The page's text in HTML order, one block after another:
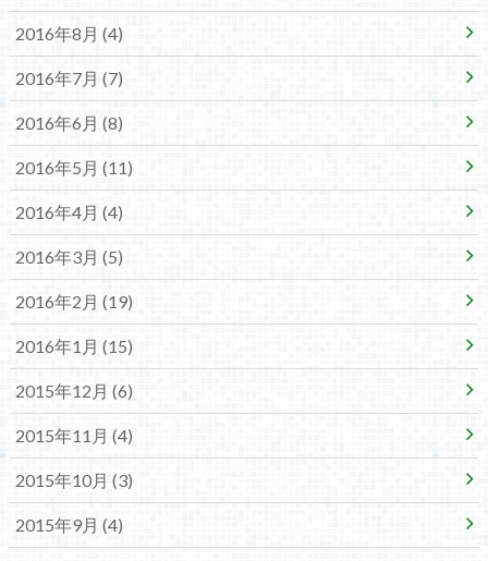
2016年8月 (4)
2016年7月 (7)
2016年6月 (8)
2016年5月 (11)
2016年4月 (4)
2016年3月 (5)
2016年2月 (19)
2016年1月 (15)
2015年12月 (6)
2015年11月 (4)
2015年10月 (3)
2015年9月 (4)